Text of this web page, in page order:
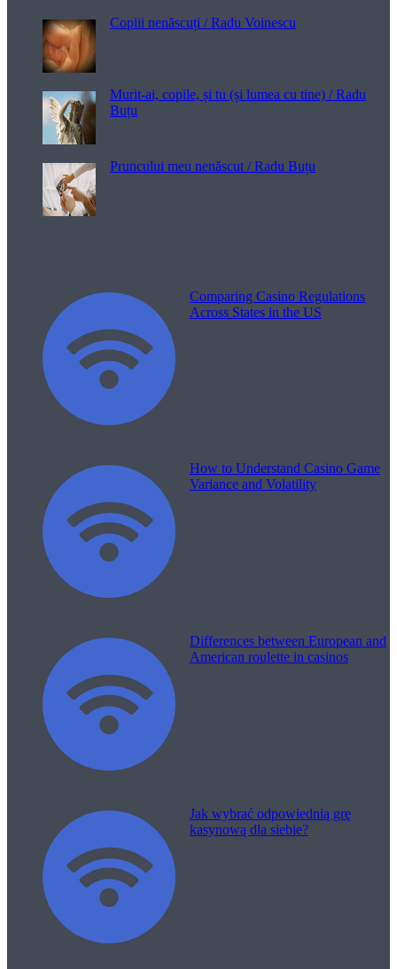
Copiii nenăscuți / Radu Voinescu
Murit-ai, copile, și tu (și lumea cu tine) / Radu
Buțu
Pruncului meu nenăscut / Radu Buțu
Comparing Casino Regulations
Across States in the US
How to Understand Casino Game
Variance and Volatility
Differences between European and
American roulette in casinos
Jak wybrać odpowiednią grę
kasynową dla siebie?